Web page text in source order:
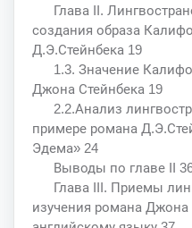
Глава II.
создания образа
Д.Э.Стейнбека 19
1.3. Значение
Джона Стейнбека 19
2.2.Анализ
примере романа
Эдема» 24
Выводы по главе II
Глава III. Приемы
изучения романа Джона